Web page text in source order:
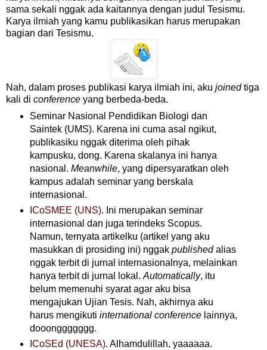
sama sekali nggak ada kaitannya dengan judul Tesismu.
Karya ilmiah yang kamu publikasikan harus merupakan
bagian dari Tesismu.
Nah, dalam proses publikasi karya ilmiah ini, aku joinedtiga
kali di conference yang berbeda-beda.
Seminar Nasional Pendidikan Biologi dan
Saintek (UMS). Karena ini cuma asal ngikut,
publikasiku nggak diterima oleh pihak
kampusku, dong. Karena skalanya ini hanya
nasional. Meanwhile, yang dipersyaratkan oleh
kampus adalah seminar yang berskala
internasional.
ICoSMEE (UNS). Ini merupakan seminar
internasional dan juga terindeks Scopus.
Namun, ternyata artikelku (artikel yang aku
masukkan di prosiding ini) nggak publishedalias
nggak terbit di jurnal internasionalnya, melainkan
hanya terbit di jurnal lokal. Automatically, itu
belum memenuhi syarat agar aku bisa
mengajukan Ujian Tesis. Nah, akhirnya aku
harus mengikuti international conference lainnya,
dooonggggggg.
ICoSEd (UNESA). Alhamdulillah, yaaaaaa.